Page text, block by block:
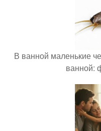
В ванной маленькие
ванной: